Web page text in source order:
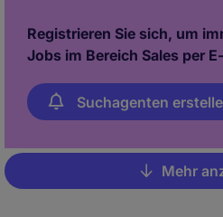
Registrieren Sie sich, um
Jobs im Bereich Sales per
Suchagenten
Pagination
Mehr